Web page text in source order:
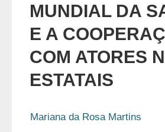
MUNDIAL DA
E A
COM ATORES
ESTATAIS
Mariana da Rosa Martins